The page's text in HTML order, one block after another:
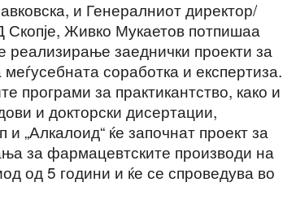
и Генералниот директор/
Живко Мукаетов потпишаа
заеднички проекти за
соработка и експертиза.
програми за практикантство, како и
и докторски дисертации,
„Алкалоид“ ќе започнат проект за
за фармацевтските производи на
од 5 години и ќе се спроведува во